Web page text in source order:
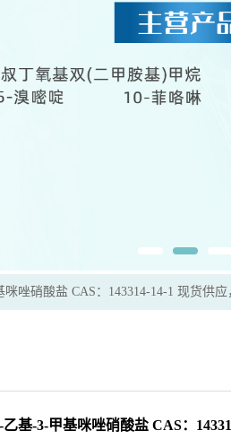
咪唑硝酸盐 CAS：143314-14-1 现货供
乙基-3-甲基咪唑硝酸盐 CAS：